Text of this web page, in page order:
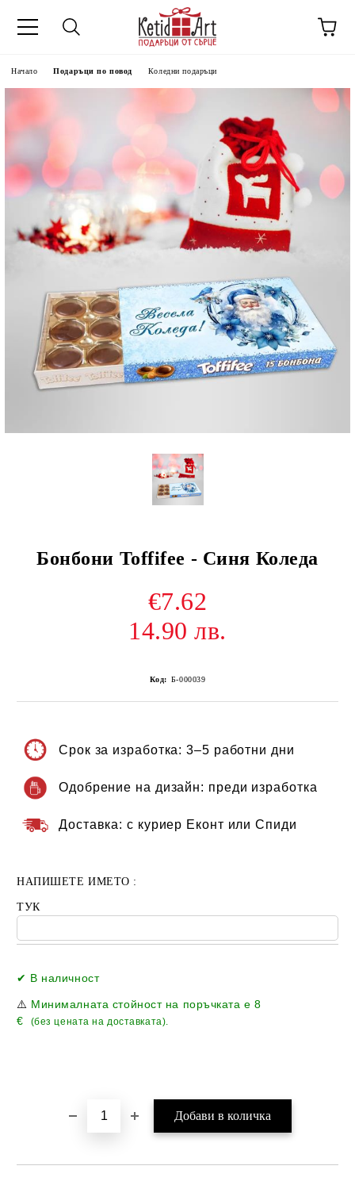
Начало Подаръци по повод Коледни подаръци
Бонбони Toffifee - Синя Коледа
€7.62
14.90 лв.
Код: Б-000039
Срок за изработка: 3–5 работни дни
Одобрение на дизайн: преди изработка
Доставка: с куриер Еконт или Спиди
НАПИШЕТЕ ИМЕТО :
ТУК
✔ В наличност
⚠️ Минималната стойност на поръчката е8
€
(без цената на доставката).